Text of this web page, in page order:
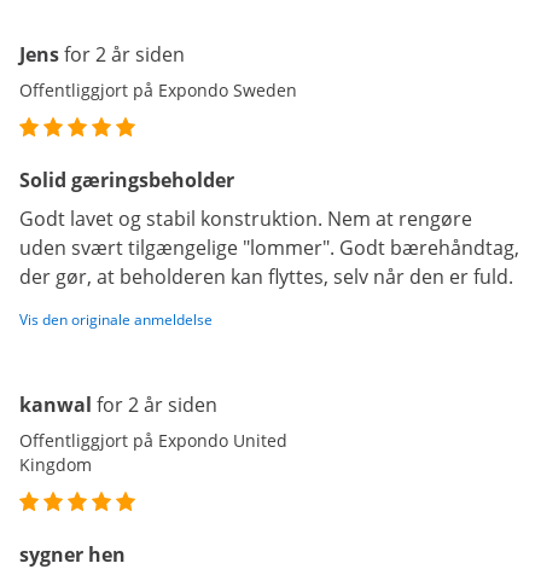
Jensfor 2 år siden
Offentliggjort på Expondo Sweden
Solid gæringsbeholder
Godt lavet og stabil konstruktion. Nem at rengøre
uden svært tilgængelige "lommer". Godt bærehåndtag,
der gør, at beholderen kan flyttes, selv når den er fuld.
Vis den originale anmeldelse
kanwal for 2 år siden
Offentliggjort på Expondo United
Kingdom
sygner hen